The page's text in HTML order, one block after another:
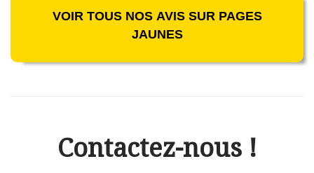
VOIR TOUS NOS AVIS SUR PAGES
JAUNES
Contactez-nous !